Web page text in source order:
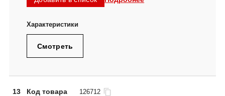
Смотреть
13 Код товара 126712